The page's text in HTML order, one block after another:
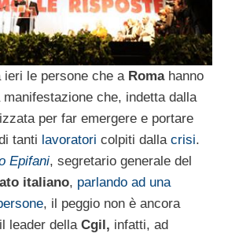
ieri le persone che a Romahanno
che, indetta dalla
per far emergere e portare
tanti lavoratori colpiti dalla crisi.
Epifani, segretario generale del
italiano, parlando ad una
, il peggio non è ancora
leader della Cgil, infatti, ad